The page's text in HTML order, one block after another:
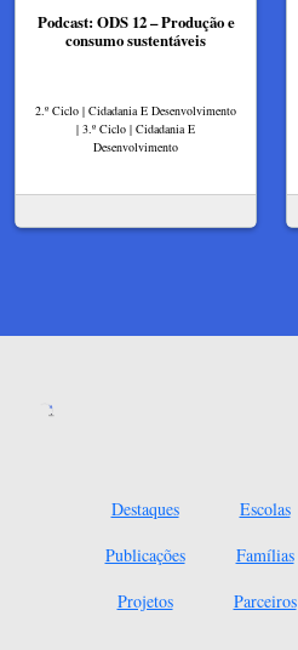
Podcast: ODS 12 – Produção e
consumo sustentáveis
2.º Ciclo | Cidadania E Desenvolvimento
| 3.º Ciclo | Cidadania E
Desenvolvimento
Destaques
Publicações
Projetos
Escolas
Famílias
Parceiros